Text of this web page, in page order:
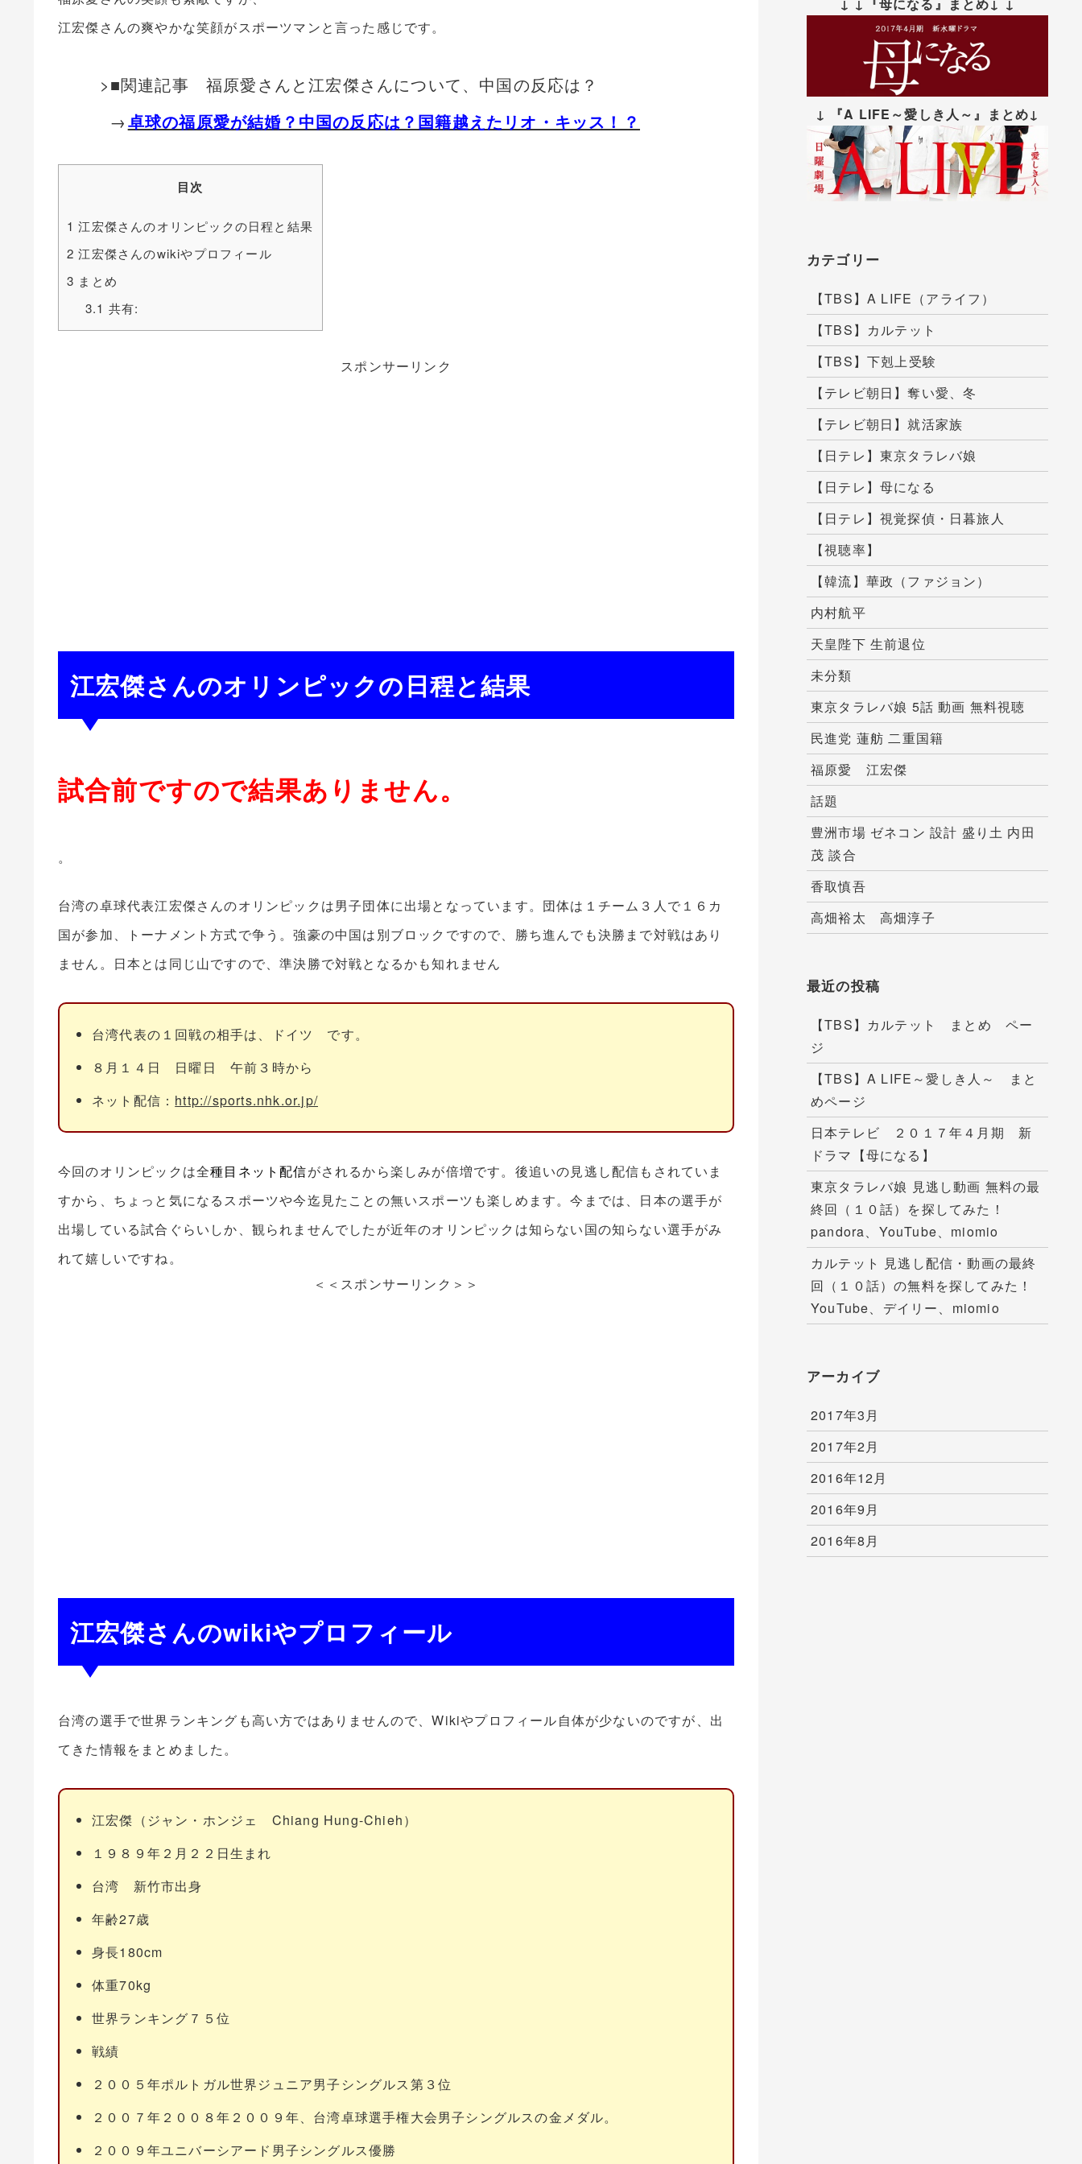
江宏傑さんの爽やかな笑顔がスポーツマンと言った感じです。
>■関連記事 福原愛さんと江宏傑さんについて、中国の反応は？
→卓球の福原愛が結婚？中国の反応は？国籍越えたリオ・キッス！？
目次
1 江宏傑さんのオリンピックの日程と結果
2 江宏傑さんのwikiやプロフィール
3 まとめ
3.1 共有:
スポンサーリンク
江宏傑さんのオリンピックの日程と結果
試合前ですので結果ありません。
。
台湾の卓球代表江宏傑さんのオリンピックは男子団体に出場となっています。団体は１チーム３人で１６カ
国が参加、トーナメント方式で争う。強豪の中国は別ブロックですので、勝ち進んでも決勝まで対戦はあり
ません。日本とは同じ山ですので、準決勝で対戦となるかも知れません
台湾代表の１回戦の相手は、ドイツ です。
８月１４日 日曜日 午前３時から
ネット配信： http://sports.nhk.or.jp/
今回のオリンピックは全種目ネット配信がされるから楽しみが倍増です。後追いの見逃し配信もされていま
すから、ちょっと気になるスポーツや今迄見たことの無いスポーツも楽しめます。今までは、日本の選手が
出場している試合ぐらいしか、観られませんでしたが近年のオリンピックは知らない国の知らない選手がみ
れて嬉しいですね。
＜＜スポンサーリンク＞＞
江宏傑さんのwikiやプロフィール
台湾の選手で世界ランキングも高い方ではありませんので、Wikiやプロフィール自体が少ないのですが、出
てきた情報をまとめました。
江宏傑（ジャン・ホンジェ Chiang Hung-Chieh）
１９８９年２月２２日生まれ
台湾 新竹市出身
年齢27歳
身長180cm
体重70kg
世界ランキング７５位
戦績
２００５年ポルトガル世界ジュニア男子シングルス第３位
２００７年２００８年２００９年、台湾卓球選手権大会男子シングルスの金メダル。
２００９年ユニバーシアード男子シングルス優勝
↓ 『A LIFE～愛しき人～』まとめ↓
カテゴリー
【TBS】A LIFE（アライフ）
【TBS】カルテット
【TBS】下剋上受験
【テレビ朝日】奪い愛、冬
【テレビ朝日】就活家族
【日テレ】東京タラレバ娘
【日テレ】母になる
【日テレ】視覚探偵・日暮旅人
【視聴率】
【韓流】華政（ファジョン）
内村航平
天皇陛下 生前退位
未分類
東京タラレバ娘 5話 動画 無料視聴
民進党 蓮舫 二重国籍
福原愛 江宏傑
話題
豊洲市場 ゼネコン 設計 盛り土 内田
茂 談合
香取慎吾
高畑裕太 高畑淳子
最近の投稿
【TBS】カルテット まとめ ペー
ジ
【TBS】A LIFE～愛しき人～ まと
めページ
日本テレビ ２０１７年４月期 新
ドラマ【母になる】
東京タラレバ娘 見逃し動画 無料の最
終回（１０話）を探してみた！
pandora、YouTube、miomio
カルテット 見逃し配信・動画の最終
回（１０話）の無料を探してみた！
YouTube、デイリー、miomio
アーカイブ
2017年3月
2017年2月
2016年12月
2016年9月
2016年8月